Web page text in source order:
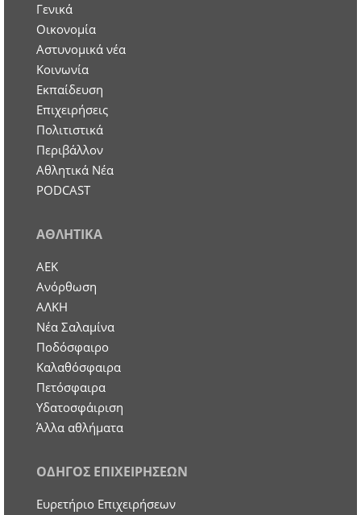
Γενικά
Οικονομία
Aστυνομικά νέα
Κοινωνία
Εκπαίδευση
Επιχειρήσεις
Πολιτιστικά
Περιβάλλον
Αθλητικά Νέα
PODCAST
ΑΘΛΗΤΙΚΑ
ΑΕΚ
Ανόρθωση
ΑΛΚΗ
Νέα Σαλαμίνα
Ποδόσφαιρο
Καλαθόσφαιρα
Πετόσφαιρα
Υδατοσφάιριση
Άλλα αθλήματα
ΟΔΗΓΟΣ ΕΠΙΧΕΙΡΗΣΕΩΝ
Ευρετήριο Επιχειρήσεων